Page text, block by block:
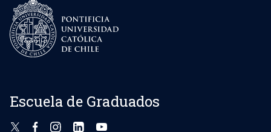
Escuela de Graduados